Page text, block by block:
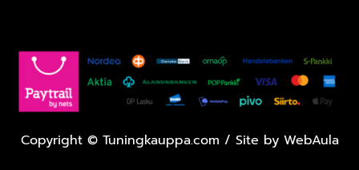
Copyright ©Tuningkauppa.com / Site by WebAula